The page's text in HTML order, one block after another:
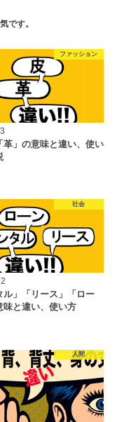
です。
ファッション
革」の意味と違い、使い
社会
ル」「リース」「ロー
味と違い、使い方
人間